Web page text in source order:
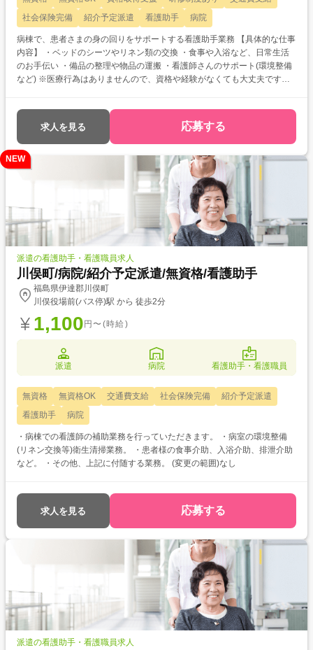
社会保険完備
紹介予定派遣 看護助手 病院
病棟で、患者さまの身の回りをサポートする看護助手業務 【具体的な仕事
内容】 ・ベッドのシーツやリネン類の交換 ・食事や入浴など、日常生活
のお手伝い ・備品の整理や物品の運搬 ・看護師さんのサポート(環境整備
など) ※医療行為はありませんので、資格や経験がなくても大丈夫です！
求人を見る 応募する
NEW
派遣の看護助手・看護職員求人
川俣町/病院/紹介予定派遣/無資格/看護助手
福島県伊達郡川俣町
川俣役場前(バス停)駅 から 徒歩2分
1,100 円〜(時給)
派遣 病院 看護助手・看護職員
無資格 無資格OK 交通費支給 社会保険完備
紹介予定派遣
看護助手
病院
・病棟での看護師の補助業務を行っていただきます。 ・病室の環境整備
(リネン交換等)衛生清掃業務。 ・患者様の食事介助、入浴介助、排泄介助
など。 ・その他、上記に付随する業務。 (変更の範囲)なし
求人を見る 応募する
派遣の看護助手・看護職員求人